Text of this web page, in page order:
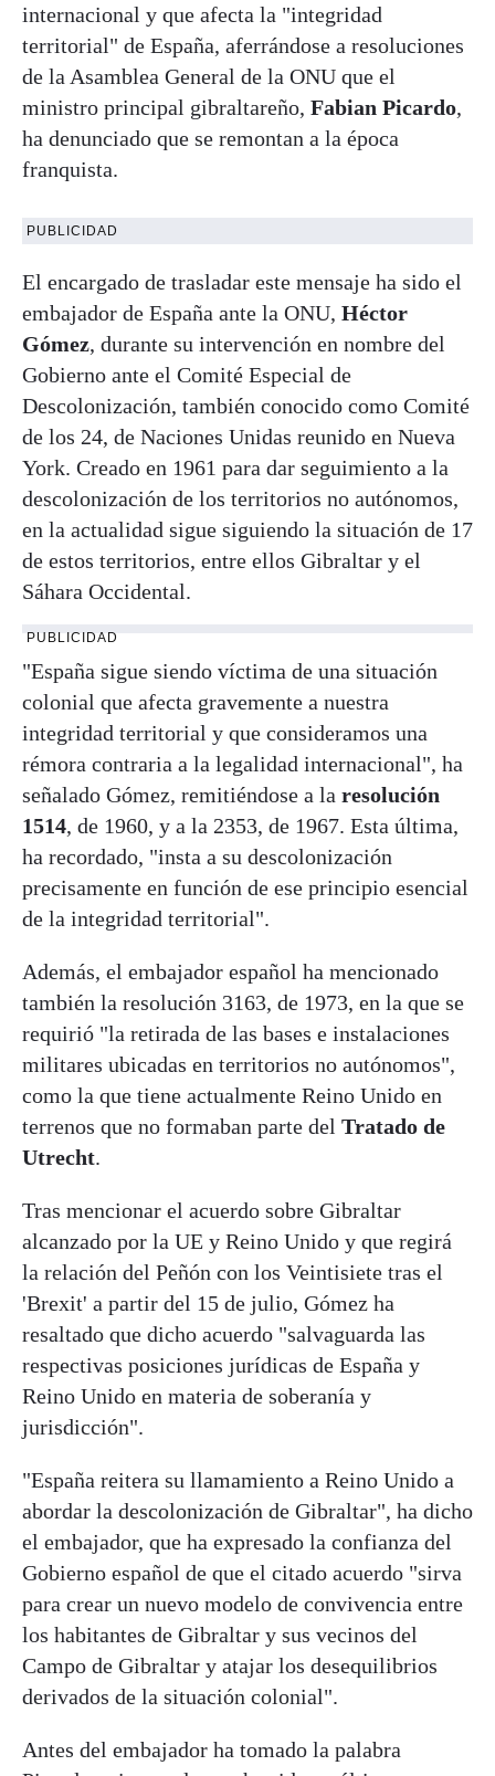
internacional y que afecta la "integridad
territorial" de España, aferrándose a resoluciones
de la Asamblea General de la ONU que el
ministro principal gibraltareño, Fabian Picardo,
ha denunciado que se remontan a la época
franquista.
PUBLICIDAD
El encargado de trasladar este mensaje ha sido el
embajador de España ante la ONU, Héctor
Gómez, durante su intervención en nombre del
Gobierno ante el Comité Especial de
Descolonización, también conocido como Comité
de los 24, de Naciones Unidas reunido en Nueva
York. Creado en 1961 para dar seguimiento a la
descolonización de los territorios no autónomos,
en la actualidad sigue siguiendo la situación de 17
de estos territorios, entre ellos Gibraltar y el
Sáhara Occidental.
PUBLICIDAD
"España sigue siendo víctima de una situación
colonial que afecta gravemente a nuestra
integridad territorial y que consideramos una
rémora contraria a la legalidad internacional", ha
señalado Gómez, remitiéndose a la resolución
1514, de 1960, y a la 2353, de 1967. Esta última,
ha recordado, "insta a su descolonización
precisamente en función de ese principio esencial
de la integridad territorial".
Además, el embajador español ha mencionado
también la resolución 3163, de 1973, en la que se
requirió "la retirada de las bases e instalaciones
militares ubicadas en territorios no autónomos",
como la que tiene actualmente Reino Unido en
terrenos que no formaban parte del Tratado de
Utrecht.
Tras mencionar el acuerdo sobre Gibraltar
alcanzado por la UE y Reino Unido y que regirá
la relación del Peñón con los Veintisiete tras el
'Brexit' a partir del 15 de julio, Gómez ha
resaltado que dicho acuerdo "salvaguarda las
respectivas posiciones jurídicas de España y
Reino Unido en materia de soberanía y
jurisdicción".
"España reitera su llamamiento a Reino Unido a
abordar la descolonización de Gibraltar", ha dicho
el embajador, que ha expresado la confianza del
Gobierno español de que el citado acuerdo "sirva
para crear un nuevo modelo de convivencia entre
los habitantes de Gibraltar y sus vecinos del
Campo de Gibraltar y atajar los desequilibrios
derivados de la situación colonial".
Antes del embajador ha tomado la palabra